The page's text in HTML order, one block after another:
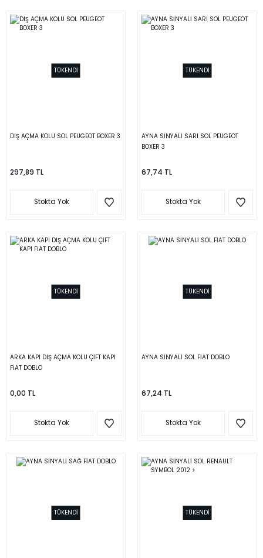
TÜKENDİ
DIŞ AÇMA KOLU SOL PEUGEOT BOXER 3
297,89 TL
Stokta Yok
TÜKENDİ
AYNA SİNYALİ SARI SOL PEUGEOT
BOXER 3
67,74 TL
Stokta Yok
TÜKENDİ
ARKA KAPI DIŞ AÇMA KOLU ÇİFT KAPI
FİAT DOBLO
0,00 TL
Stokta Yok
TÜKENDİ
AYNA SİNYALİ SOL FİAT DOBLO
67,24 TL
Stokta Yok
TÜKENDİ TÜKENDİ